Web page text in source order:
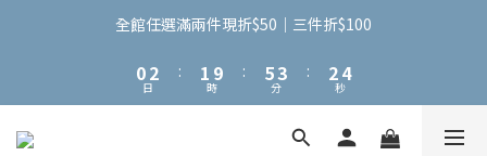
全館任選滿兩件現折$50｜三件折$100
2
0
4
2
1
日
:
3
1
0
9
8
時
:
7
5
4
5
3
2
分
:
4
2
1
6
4
3
1
秒